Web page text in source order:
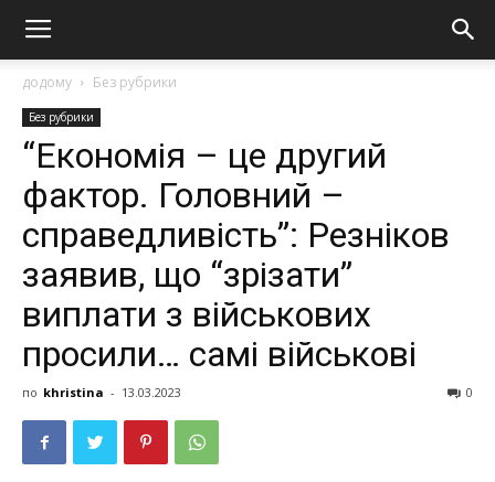
додому Без рубрики
Без рубрики
“Економія – це другий
фактор. Головний –
справедливість”: Резніков
заявив, що “зрізати”
виплати з військових
просили… самі військові
по khristina - 13.03.2023 0